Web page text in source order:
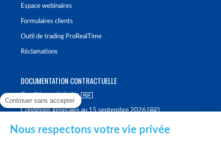
Espace webinaires
Formulaires clients
Outil de trading ProRealTime
Réclamations
DOCUMENTATION CONTRACTUELLE
Conditions générales
Conditions générales au 15 septembre 2026
Continuer sans accepter
Nous respectons votre vie privée